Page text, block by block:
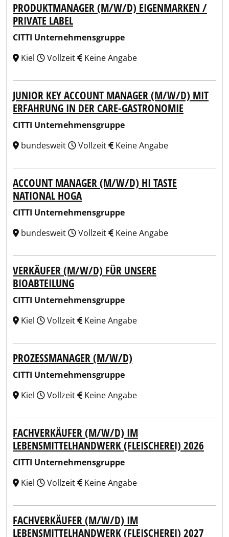
PRODUKTMANAGER (M/W/D) EIGENMARKEN /
PRIVATE LABEL
CITTI Unternehmensgruppe
Kiel
Vollzeit Keine Angabe
JUNIOR KEY ACCOUNT MANAGER (M/W/D) MIT
ERFAHRUNG IN DER CARE-GASTRONOMIE
CITTI Unternehmensgruppe
bundesweit
Vollzeit Keine Angabe
ACCOUNT MANAGER (M/W/D) HI TASTE
NATIONAL HOGA
CITTI Unternehmensgruppe
bundesweit
Vollzeit Keine Angabe
VERKÄUFER (M/W/D) FÜR UNSERE
BIOABTEILUNG
CITTI Unternehmensgruppe
Kiel
Vollzeit Keine Angabe
PROZESSMANAGER (M/W/D)
CITTI Unternehmensgruppe
Kiel
Vollzeit Keine Angabe
FACHVERKÄUFER (M/W/D) IM
LEBENSMITTELHANDWERK (FLEISCHEREI) 2026
CITTI Unternehmensgruppe
Kiel
Vollzeit Keine Angabe
FACHVERKÄUFER (M/W/D) IM
LEBENSMITTELHANDWERK (FLEISCHEREI) 2027